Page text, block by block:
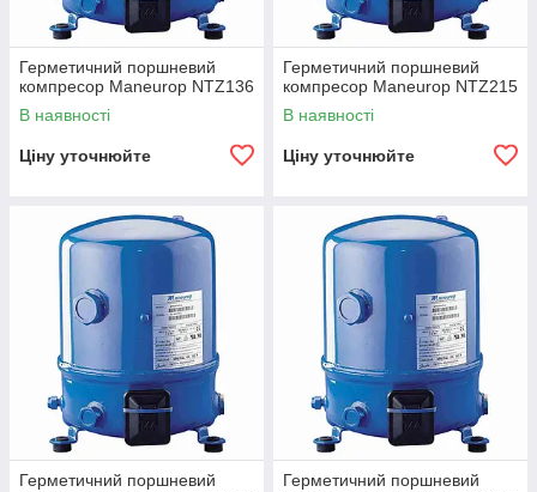
Герметичний поршневий
компресор Maneurop NTZ136
В наявності
Ціну уточнюйте
Герметичний поршневий
компресор Maneurop NTZ215
В наявності
Ціну уточнюйте
Герметичний поршневий
Герметичний поршневий